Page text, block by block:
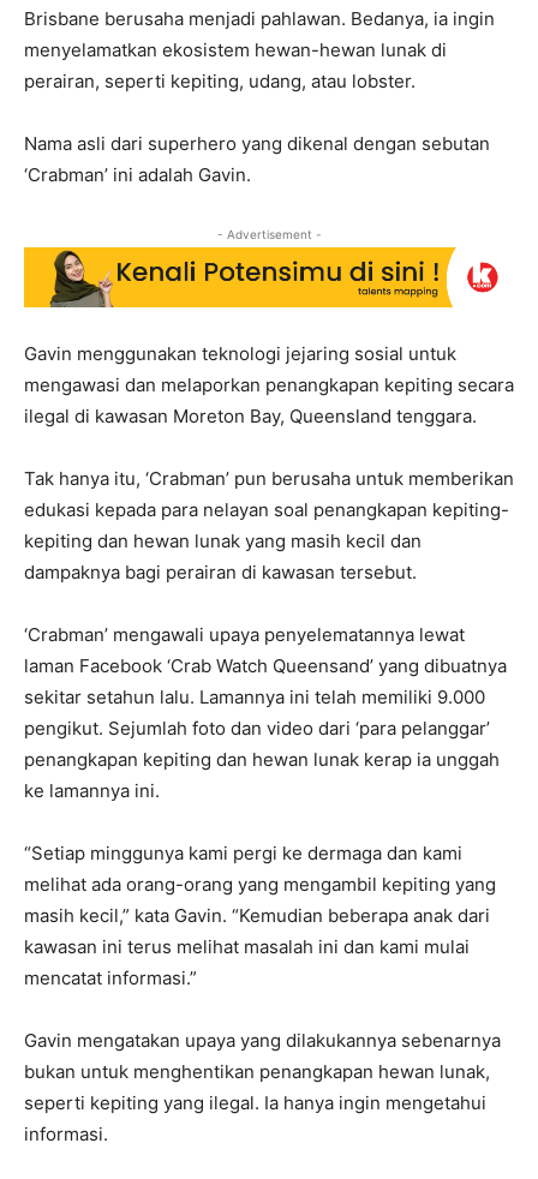
Brisbane berusaha menjadi pahlawan. Bedanya, ia ingin
menyelamatkan ekosistem hewan-hewan lunak di
perairan, seperti kepiting, udang, atau lobster.
Nama asli dari superhero yang dikenal dengan sebutan
‘Crabman’ ini adalah Gavin.
- Advertisement -
Gavin menggunakan teknologi jejaring sosial untuk
mengawasi dan melaporkan penangkapan kepiting secara
ilegal di kawasan Moreton Bay, Queensland tenggara.
Tak hanya itu, ‘Crabman’ pun berusaha untuk memberikan
edukasi kepada para nelayan soal penangkapan kepiting-
kepiting dan hewan lunak yang masih kecil dan
dampaknya bagi perairan di kawasan tersebut.
‘Crabman’ mengawali upaya penyelematannya lewat
laman Facebook ‘Crab Watch Queensand’ yang dibuatnya
sekitar setahun lalu. Lamannya ini telah memiliki 9.000
pengikut. Sejumlah foto dan video dari ‘para pelanggar’
penangkapan kepiting dan hewan lunak kerap ia unggah
ke lamannya ini.
“Setiap minggunya kami pergi ke dermaga dan kami
melihat ada orang-orang yang mengambil kepiting yang
masih kecil,” kata Gavin. “Kemudian beberapa anak dari
kawasan ini terus melihat masalah ini dan kami mulai
mencatat informasi.”
Gavin mengatakan upaya yang dilakukannya sebenarnya
bukan untuk menghentikan penangkapan hewan lunak,
seperti kepiting yang ilegal. Ia hanya ingin mengetahui
informasi.